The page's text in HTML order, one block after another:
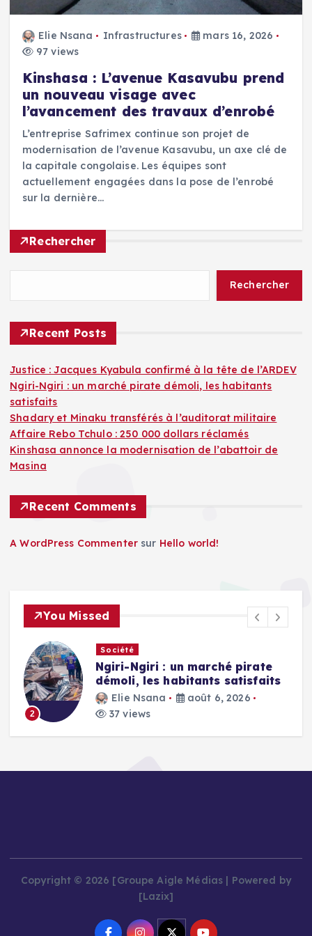
Elie Nsana Infrastructures
mars 16, 2026
97 views
Kinshasa : L’avenue Kasavubu prend
un nouveau visage avec
l’avancement des travaux d’enrobé
L’entreprise Safrimex continue son projet de
modernisation de l’avenue Kasavubu, un axe clé de
la capitale congolaise. Les équipes sont
actuellement engagées dans la pose de l’enrobé
sur la dernière…
Rechercher
Rechercher
Recent Posts
Justice : Jacques Kyabula confirmé à la tête de l’ARDEV
Ngiri-Ngiri : un marché pirate démoli, les habitants
satisfaits
Shadary et Minaku transférés à l’auditorat militaire
Affaire Rebo Tchulo : 250 000 dollars réclamés
Kinshasa annonce la modernisation de l’abattoir de
Masina
Recent Comments
A WordPress Commenter sur Hello world!
You Missed
2
Société
Ngiri-Ngiri : un marché pirate
démoli, les habitants satisfaits
Elie Nsana
août 6, 2026
37 views
Copyright © 2026 [Groupe Aigle Médias | Powered by
[Lazix]